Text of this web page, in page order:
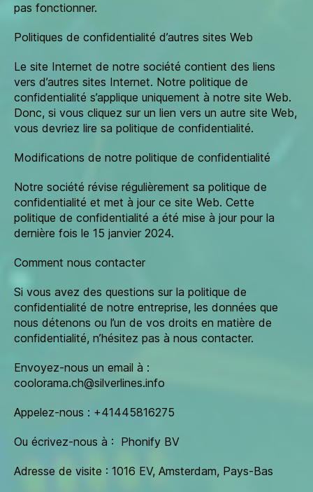
pas fonctionner.
Politiques de confidentialité d’autres sites Web
Le site Internet de notre société contient des liens
vers d’autres sites Internet. Notre politique de
confidentialité s’applique uniquement à notre site Web.
Donc, si vous cliquez sur un lien vers un autre site Web,
vous devriez lire sa politique de confidentialité.
Modifications de notre politique de confidentialité
Notre société révise régulièrement sa politique de
confidentialité et met à jour ce site Web. Cette
politique de confidentialité a été mise à jour pour la
dernière fois le 15 janvier 2024.
Comment nous contacter
Si vous avez des questions sur la politique de
confidentialité de notre entreprise, les données que
nous détenons ou l’un de vos droits en matière de
confidentialité, n’hésitez pas à nous contacter.
Envoyez-nous un email à :
coolorama.ch@silverlines.info
Appelez-nous : +41445816275
Ou écrivez-nous à : Phonify BV
Adresse de visite : 1016 EV, Amsterdam, Pays-Bas